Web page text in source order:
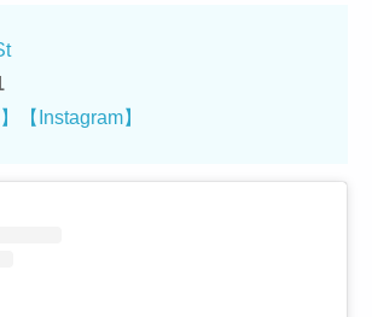
【Instagram】